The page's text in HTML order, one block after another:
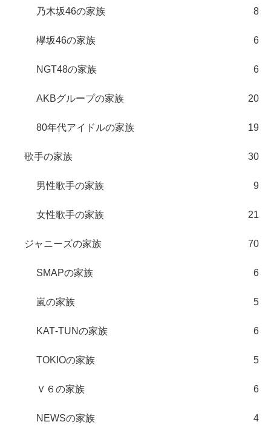
乃木坂46の家族 8
欅坂46の家族 6
NGT48の家族 6
AKBグループの家族 20
80年代アイドルの家族 19
歌手の家族 30
男性歌手の家族 9
女性歌手の家族 21
ジャニーズの家族 70
SMAPの家族 6
嵐の家族 5
KAT‐TUNの家族 6
TOKIOの家族 5
Ｖ６の家族 6
NEWSの家族 4